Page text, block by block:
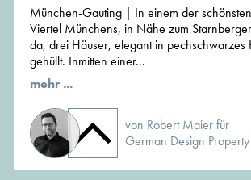
München-Gauting | In einem der
Viertel Münchens, in Nähe zum
da, drei Häuser, elegant in pechschwarzes
gehüllt. Inmitten einer...
mehr ...
von Robert Maier für
German Design Property